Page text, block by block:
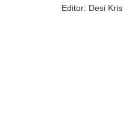
Editor: Desi Kris